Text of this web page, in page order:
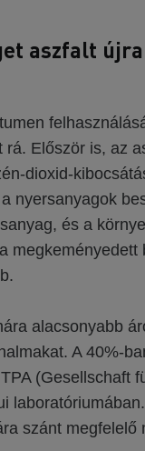
aszfalt
Először is, az
dioxid-
nyersanyagok
és a
alacsonyabb
A 40%-
(Gesellschaft
szánt megfelelő